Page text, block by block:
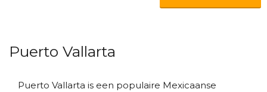
Puerto Vallarta
Puerto Vallarta is een populaire Mexicaanse